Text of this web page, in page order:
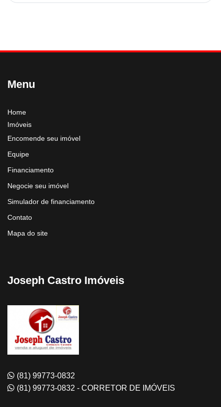
Menu
Home
Imóveis
Encomende seu imóvel
Equipe
Financiamento
Negocie seu imóvel
Simulador de financiamento
Contato
Mapa do site
Joseph Castro Imóveis
(81) 99773-0832
(81) 99773-0832 - CORRETOR DE IMÓVEIS